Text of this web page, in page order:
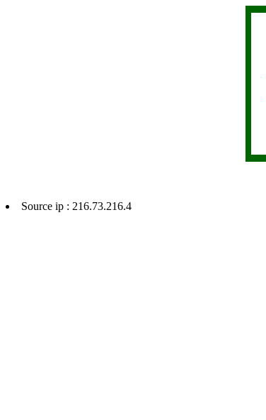
Source ip : 216.73.216.4